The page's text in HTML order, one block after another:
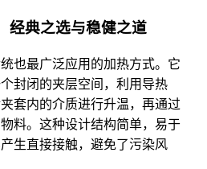
经典之选与稳健之道
也最广泛应用的加热方式。它
封闭的夹层空间，利用导热
套内的介质进行升温，再通过
料。这种设计结构简单，易于
生直接接触，避免了污染风